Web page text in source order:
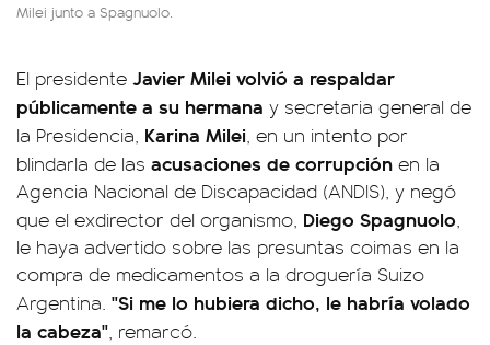
Milei junto a Spagnuolo.
El presidente Javier Milei volvió a respaldar
públicamente a su hermana y secretaria general de
la Presidencia, Karina Milei, en un intento por
blindarla de las acusaciones de corrupción en la
Agencia Nacional de Discapacidad (ANDIS), y negó
que el exdirector del organismo, Diego Spagnuolo,
le haya advertido sobre las presuntas coimas en la
compra de medicamentos a la droguería Suizo
Argentina. "Si me lo hubiera dicho, le habría volado
la cabeza", remarcó.